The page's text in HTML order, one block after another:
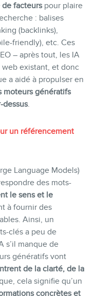
facteurspour plaire
: balises
(backlinks),
friendly), etc. Ces
– après tout, les IA
web existant, et donc
a aidé à propulser en
moteurs génératifs
dessus.
un référencement
Language Models)
des mots-
le sens et le
à fournir des
Ainsi, un
clés a peu de
s’il manque de
génératifs vont
de la clarté, de la
cela signifie qu’un
concrètes et